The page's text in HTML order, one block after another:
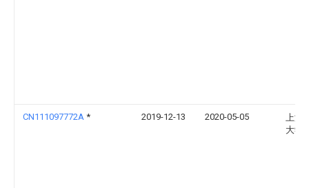
CN111097772A * 2019-12-13 2020-05-05
上海
大学